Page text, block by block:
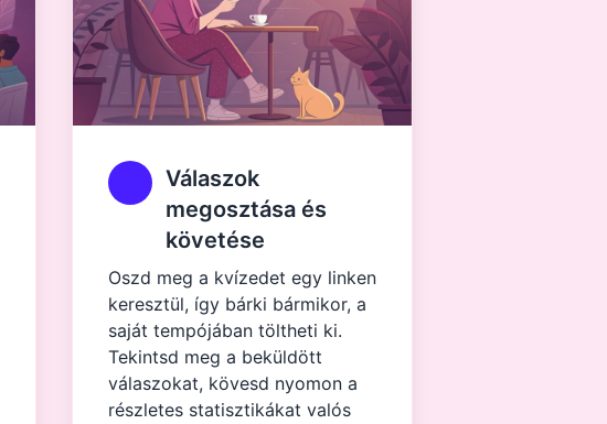
Válaszok
megosztása és
követése
Oszd meg a kvízedet egy linken
keresztül, így bárki bármikor, a
saját tempójában töltheti ki.
Tekintsd meg a beküldött
válaszokat, kövesd nyomon a
részletes statisztikákat valós